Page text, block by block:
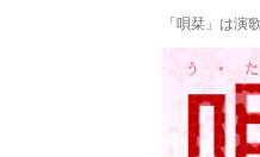
「唄栞」は演